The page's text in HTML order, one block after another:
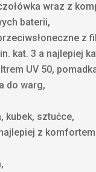
wraz z
baterii,
z
kat. 3 a najlepiej
UV 50,
do warg,
kubek, sztućce,
z komfortem